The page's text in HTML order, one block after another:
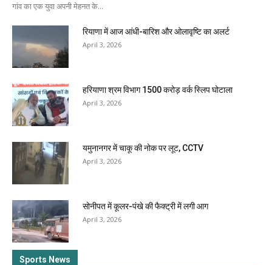
गांव का एक युवा अपनी मेहनत के...
रियाणा में आज आंधी-बारिश और ओलावृष्टि का अलर्ट
April 3, 2026
हरियाणा श्रम विभाग 1500 करोड़ वर्क स्लिप घोटाला
April 3, 2026
यमुनानगर में चाकू की नोक पर लूट, CCTV
April 3, 2026
सोनीपत में कूलर-पंखे की फैक्ट्री में लगी आग
April 3, 2026
Sports News